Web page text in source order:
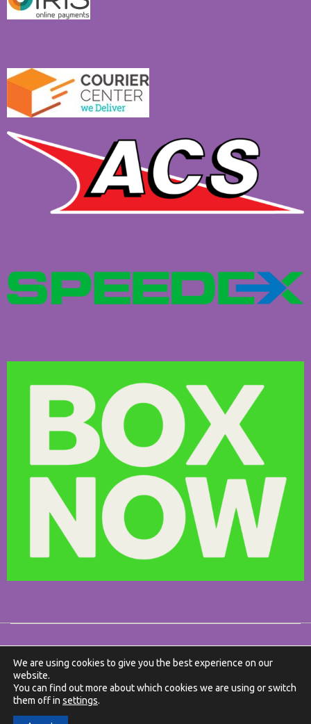
Ⓒ Made with ❤️ by DonDigital .gr
We are using cookies to give you the best experience on our
website.
You can find out more about which cookies we are using or switch
them off in settings.